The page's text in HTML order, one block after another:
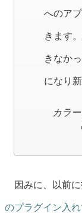
へのア
きます
きなか
になり
カラ
因みに、以前に
のプラグイン入